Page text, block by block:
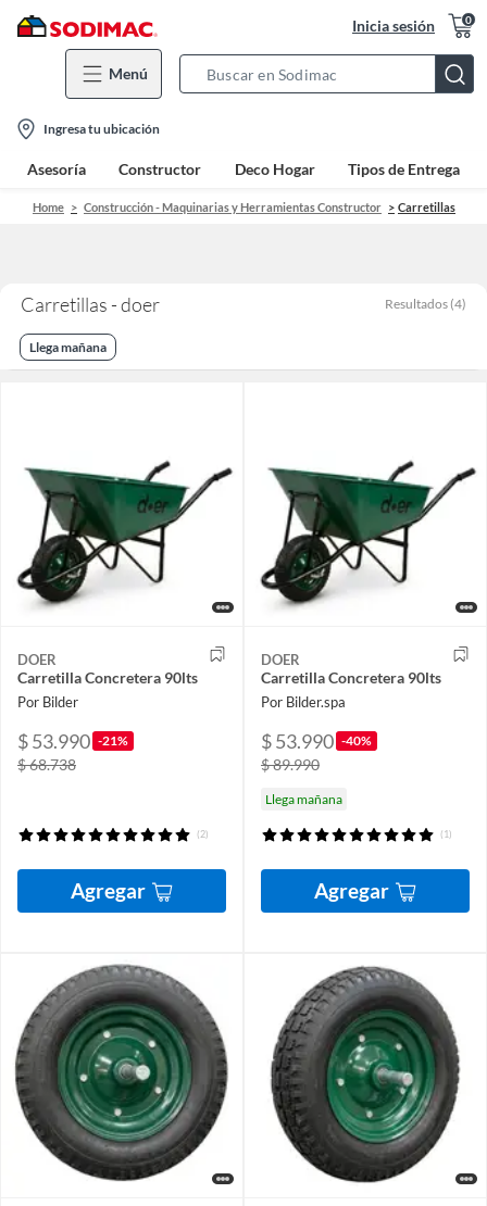
Inicia sesión 0
Menú
Bar
location-
icon
Ingresa tu ubicación
Asesoría Constructor Deco Hogar Tipos de Entrega
Home Construcción - Maquinarias y Herramientas Constructor Carretillas
Carretillas - doer Resultados (4)
Llega mañana
DOER
Carretilla Concretera 90lts
Por Bilder
$ 53.990 -21%
$ 68.738
(2)
Agregar
DOER
Carretilla Concretera 90lts
Por Bilder.spa
$ 53.990 -40%
$ 89.990
Llega mañana
(1)
Agregar